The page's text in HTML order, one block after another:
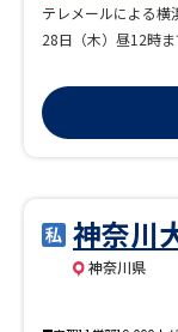
テレメールによる横
28日（木）昼12時
神奈川
神奈川県